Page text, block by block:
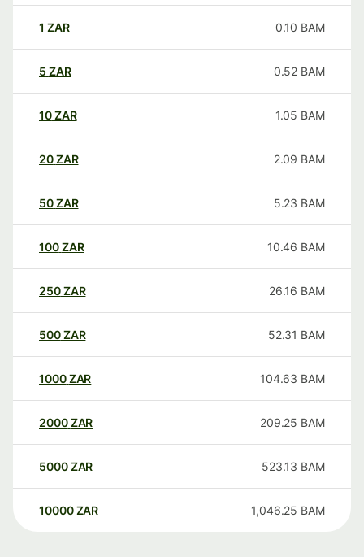
1 ZAR 0.10 BAM
5 ZAR 0.52 BAM
10ZAR 1.05 BAM
20ZAR 2.09 BAM
50ZAR 5.23 BAM
100ZAR 10.46 BAM
250ZAR 26.16 BAM
500ZAR 52.31 BAM
1000ZAR 104.63 BAM
2000ZAR 209.25 BAM
5000ZAR 523.13 BAM
10000 ZAR 1,046.25 BAM